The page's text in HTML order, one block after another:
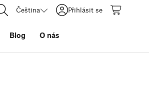
Čeština Přihlásit se
Blog O nás